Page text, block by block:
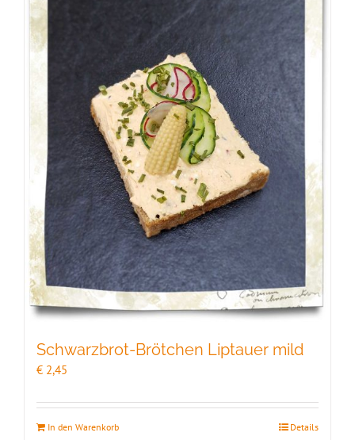
Schwarzbrot-Brötchen Liptauer mild
€ 2,45
In den Warenkorb Details